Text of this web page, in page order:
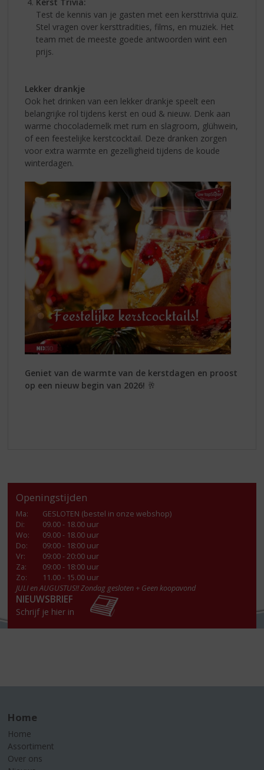
Kerst Trivia:
Test de kennis van je gasten met een kersttrivia quiz.
Stel vragen over kersttradities, films, en muziek. Het
team met de meeste goede antwoorden wint een
prijs.
Lekker drankje
Ook het drinken van een lekker drankje speelt een
belangrijke rol tijdens kerst en oud & nieuw. Denk aan
warme chocolademelk met rum en slagroom, glühwein,
of een feestelijke kerstcocktail. Deze dranken zorgen
voor extra warmte en gezelligheid tijdens de koude
winterdagen.
Geniet van de warmte van de kerstdagen en proost
op een nieuw begin van 2026! 🥂
Openingstijden
Ma:
GESLOTEN (bestel in onze webshop)
Di:
09.00 - 18.00 uur
Wo:
09.00 - 18.00 uur
Do:
09:00 - 18:00 uur
Vr:
09:00 - 20:00 uur
Za:
09:00 - 18:00 uur
Zo:
11.00 - 15.00 uur
JULI en AUGUSTUS!! Zondag gesloten + Geen koopavond
NIEUWSBRIEF
Schrijf je hier in
Home
Home
Assortiment
Over ons